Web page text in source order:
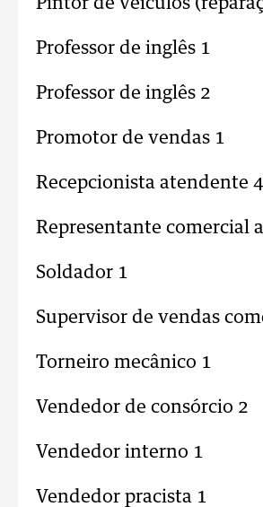
Pintor de veículos
Professor de inglês 1
Professor de inglês 2
Promotor de vendas 1
Recepcionista atendente 4
Representante comercial
Soldador 1
Supervisor de vendas
Torneiro mecânico 1
Vendedor de consórcio 2
Vendedor interno 1
Vendedor pracista 1